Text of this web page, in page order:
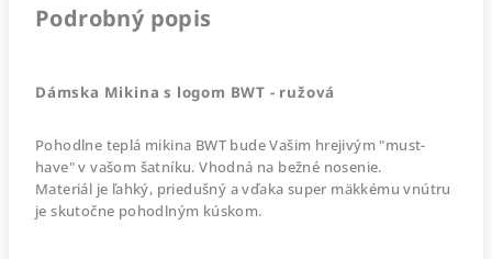
Podrobný popis
Dámska Mikina s logom BWT - ružová
Pohodlne teplá mikina BWT bude Vašim hrejivým "must-
have" v vašom šatníku. Vhodná na bežné nosenie.
Materiál je ľahký, priedušný a vďaka super mäkkému vnútru
je skutočne pohodlným kúskom.